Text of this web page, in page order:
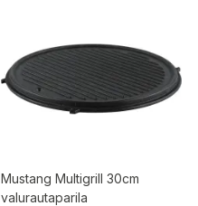
Mustang Multigrill 30cm
valurautaparila